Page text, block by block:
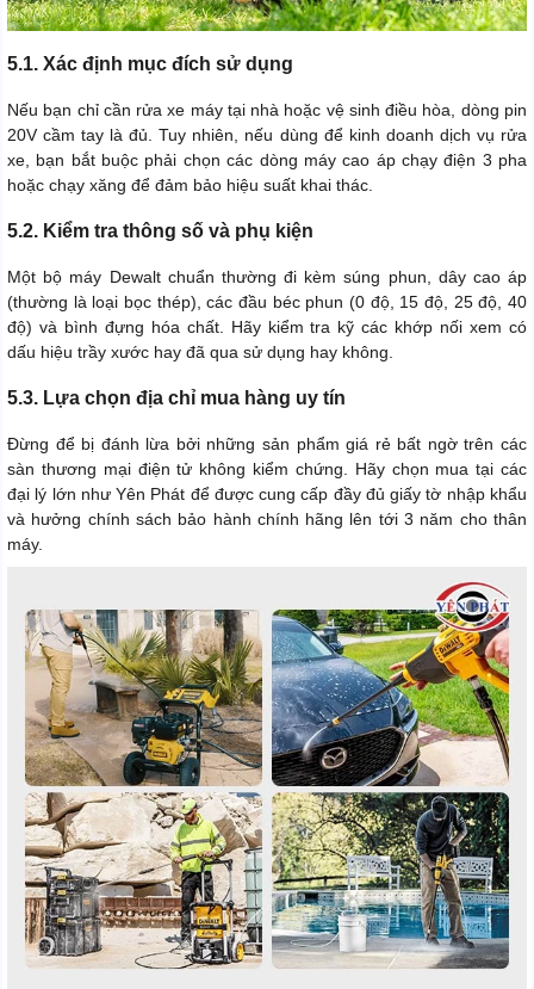
5.1. Xác định mục đích sử dụng
Nếu bạn chỉ cần rửa xe máy tại nhà hoặc vệ sinh điều hòa, dòng pin
20V cầm tay là đủ. Tuy nhiên, nếu dùng để kinh doanh dịch vụ rửa
xe, bạn bắt buộc phải chọn các dòng máy cao áp chạy điện 3 pha
hoặc chạy xăng để đảm bảo hiệu suất khai thác.
5.2. Kiểm tra thông số và phụ kiện
Một bộ máy Dewalt chuẩn thường đi kèm súng phun, dây cao áp
(thường là loại bọc thép), các đầu béc phun (0 độ, 15 độ, 25 độ, 40
độ) và bình đựng hóa chất. Hãy kiểm tra kỹ các khớp nối xem có
dấu hiệu trầy xước hay đã qua sử dụng hay không.
5.3. Lựa chọn địa chỉ mua hàng uy tín
Đừng để bị đánh lừa bởi những sản phẩm giá rẻ bất ngờ trên các
sàn thương mại điện tử không kiểm chứng. Hãy chọn mua tại các
đại lý lớn như Yên Phát để được cung cấp đầy đủ giấy tờ nhập khẩu
và hưởng chính sách bảo hành chính hãng lên tới 3 năm cho thân
máy.